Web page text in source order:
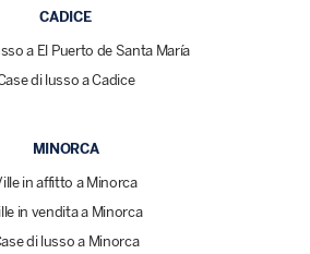
CADICE
a El Puerto de Santa María
di lusso a Cadice
MINORCA
in affitto a Minorca
in vendita a Minorca
di lusso a Minorca